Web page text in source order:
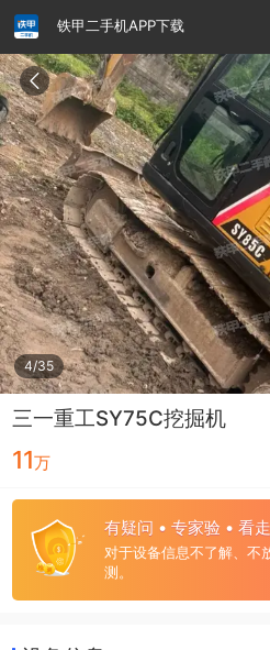
铁甲二手机APP下载
4/35
三一重工SY75C挖掘机
11万
有疑问 • 专家验 • 看
对于设备信息不了解、不
测。
请输入手机号
提
交
即
表
示
您
同
意
《隐
私
政
策》
铁甲龙总部 4000099032 认